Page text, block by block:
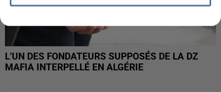
L’UN DES FONDATEURS SUPPOSÉS DE LA DZ
MAFIA INTERPELLÉ EN ALGÉRIE